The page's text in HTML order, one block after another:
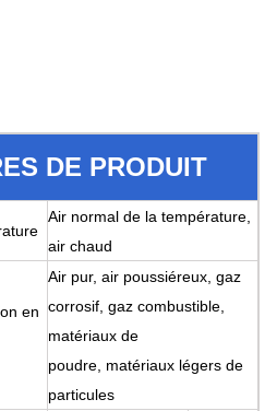
DE PRODUIT
Air normal de la température,
air chaud
en
Air pur, air poussiéreux, gaz
corrosif, gaz combustible,
matériaux de
poudre, matériaux légers de
particules